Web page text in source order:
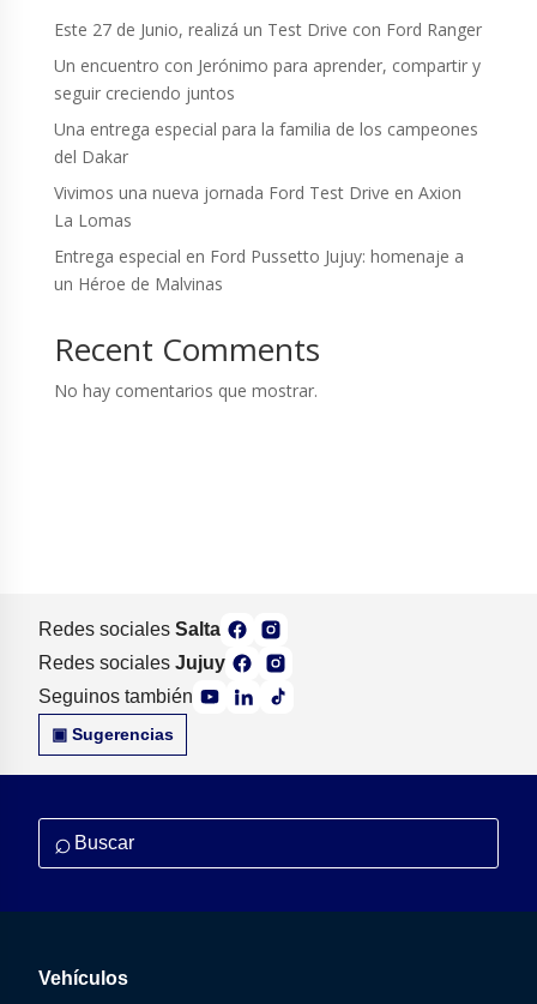
Este 27 de Junio, realizá un Test Drive con Ford Ranger
Un encuentro con Jerónimo para aprender, compartir y
seguir creciendo juntos
Una entrega especial para la familia de los campeones
del Dakar
Vivimos una nueva jornada Ford Test Drive en Axion
La Lomas
Entrega especial en Ford Pussetto Jujuy: homenaje a
un Héroe de Malvinas
Recent Comments
No hay comentarios que mostrar.
Redes sociales Salta
Redes sociales Jujuy
Seguinos también
▣ Sugerencias
⌕
Vehículos